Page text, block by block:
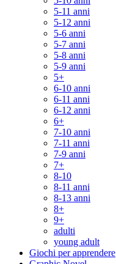
5-11 anni
5-12 anni
5-6 anni
5-7 anni
5-8 anni
5-9 anni
5+
6-10 anni
6-11 anni
6-12 anni
6+
7-10 anni
7-11 anni
7-9 anni
7+
8-10
8-11 anni
8-13 anni
8+
9+
adulti
young adult
Giochi per apprendere